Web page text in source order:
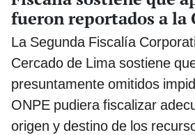
fueron reportados a la
La Segunda Fiscalía
Cercado de Lima sostiene
presuntamente omitidos
ONPE pudiera fiscalizar
origen y destino de los